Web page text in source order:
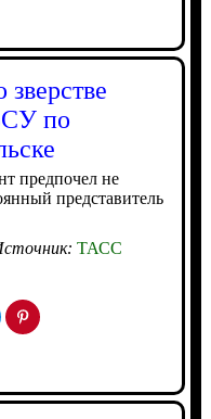
по
предпочел не
представитель
ТАСС